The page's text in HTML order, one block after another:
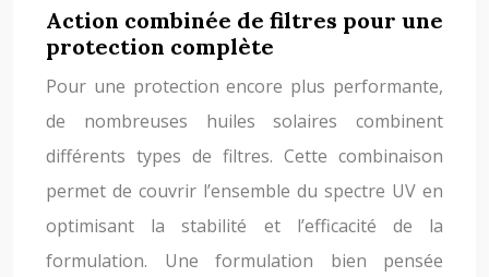
Action combinée de filtres pour une
protection complète
Pour une protection encore plus performante,
de nombreuses huiles solaires combinent
différents types de filtres. Cette combinaison
permet de couvrir l’ensemble du spectre UV en
optimisant la stabilité et l’efficacité de la
formulation. Une formulation bien pensée